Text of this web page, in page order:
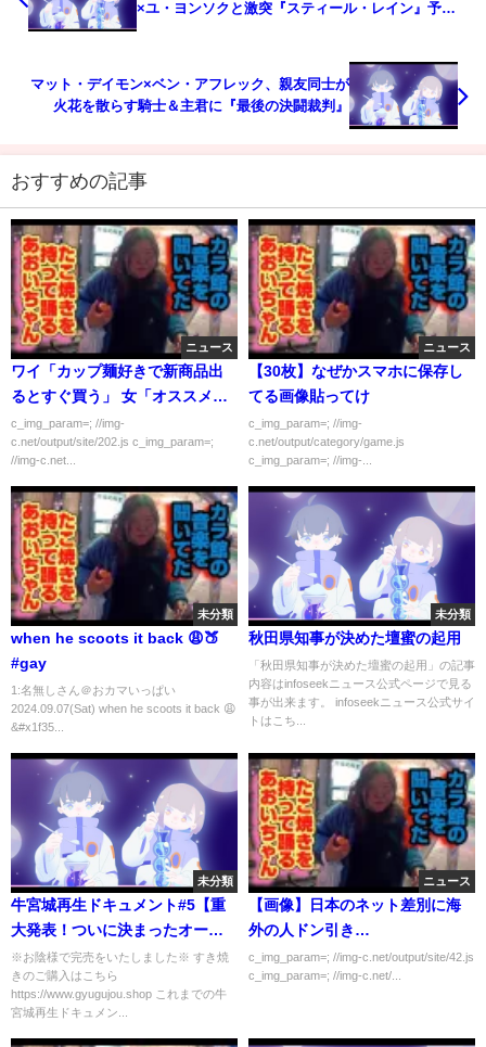
×ユ・ヨンソクと激突『スティール・レイン』予告
マット・デイモン×ベン・アフレック、親友同士が
火花を散らす騎士＆主君に『最後の決闘裁判』
おすすめの記事
ニュース
ワイ「カップ麺好きで新商品出
るとすぐ買う」 女「オススメの
カップ麺ある？」
c_img_param=; //img-
c.net/output/site/202.js c_img_param=;
//img-c.net...
ニュース
【30枚】なぜかスマホに保存し
てる画像貼ってけ
c_img_param=; //img-
c.net/output/category/game.js
c_img_param=; //img-...
未分類
when he scoots it back 😩🍑
#gay
1:名無しさん＠おカマいっぱい
2024.09.07(Sat) when he scoots it back 😩
&#x1f35...
未分類
秋田県知事が決めた壇蜜の起用
「秋田県知事が決めた壇蜜の起用」の記事
内容はinfoseekニュース公式ページで見る
事が出来ます。 infoseekニュース公式サイ
トはこち...
未分類
牛宮城再生ドキュメント#5【重
大発表！ついに決まったオープ
ン日！】
※お陰様で完売をいたしました※ すき焼
きのご購入はこちら
https://www.gyugujou.shop これまでの牛
宮城再生ドキュメン...
ニュース
【画像】日本のネット差別に海
外の人ドン引き…
c_img_param=; //img-c.net/output/site/42.js
c_img_param=; //img-c.net/...